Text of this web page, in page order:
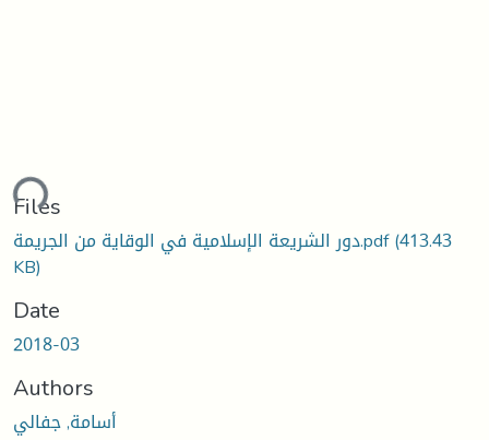
Files
دور الشريعة الإسلامية في الوقاية من الجريمة.pdf(413.43
KB)
Date
2018-03
Authors
أسامة, جفالي